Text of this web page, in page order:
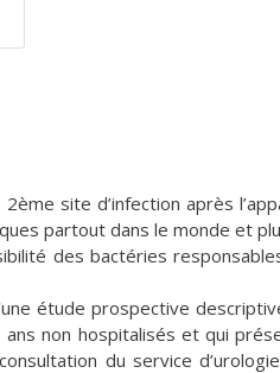
site d’infection après
partout dans le monde et
des bactéries
étude prospective
non hospitalisés et qui
du service